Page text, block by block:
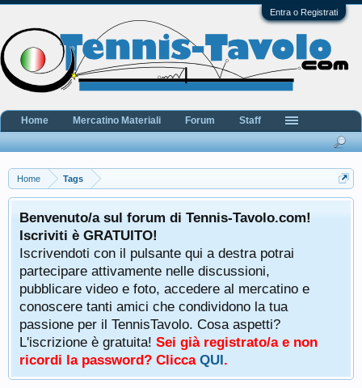
Entra o Registrati
Home Tags
Benvenuto/a sul forum di Tennis-Tavolo.com!
Iscriviti è GRATUITO!
Iscrivendoti con il pulsante qui a destra potrai
partecipare attivamente nelle discussioni,
pubblicare video e foto, accedere al mercatino e
conoscere tanti amici che condividono la tua
passione per il TennisTavolo. Cosa aspetti?
L'iscrizione è gratuita! Sei già registrato/a e non
ricordi la password? Clicca QUI.
Home Mercatino Materiali Forum Staff